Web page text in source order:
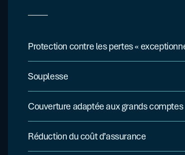
Protection contre les pertes «
Qui dépassent la capacité financière de
Souplesse
La société garde la maîtrise de sa politique de
Couverture adaptée aux grands comptes
Avec un portefeuille client étendu et diversifié.
Réduction du coût d’assurance